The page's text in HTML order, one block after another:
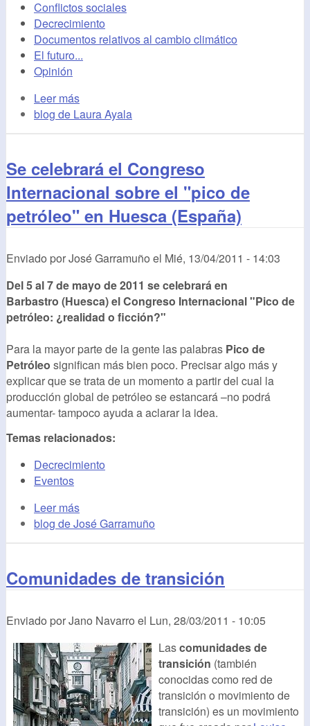
Conflictos sociales
Decrecimiento
Documentos relativos al cambio climático
El futuro...
Opinión
Leer más
blog de Laura Ayala
Se celebrará el Congreso
Internacional sobre el "pico de
petróleo" en Huesca (España)
Enviado porJosé Garramuño el Mié, 13/04/2011 - 14:03
Del 5 al 7 de mayo de 2011 se celebrará en
Barbastro (Huesca) el Congreso Internacional "Pico de
petróleo: ¿realidad o ficción?"
Para la mayor parte de la gente las palabras Pico de
Petróleo significan más bien poco. Precisar algo más y
explicar que se trata de un momento a partir del cual la
producción global de petróleo se estancará –no podrá
aumentar- tampoco ayuda a aclarar la idea.
Temas relacionados:
Decrecimiento
Eventos
Leer más
blog de José Garramuño
Comunidades de transición
Enviado porJano Navarro el Lun, 28/03/2011 - 10:05
Lascomunidades de
transición (también
conocidas como red de
transición o movimiento de
transición) es un movimiento